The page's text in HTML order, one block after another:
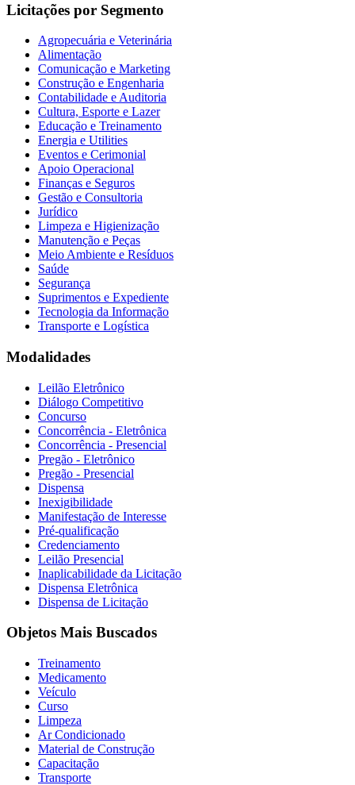
Licitações por Segmento
Agropecuária e Veterinária
Alimentação
Comunicação e Marketing
Construção e Engenharia
Contabilidade e Auditoria
Cultura, Esporte e Lazer
Educação e Treinamento
Energia e Utilities
Eventos e Cerimonial
Apoio Operacional
Finanças e Seguros
Gestão e Consultoria
Jurídico
Limpeza e Higienização
Manutenção e Peças
Meio Ambiente e Resíduos
Saúde
Segurança
Suprimentos e Expediente
Tecnologia da Informação
Transporte e Logística
Modalidades
Leilão Eletrônico
Diálogo Competitivo
Concurso
Concorrência - Eletrônica
Concorrência - Presencial
Pregão - Eletrônico
Pregão - Presencial
Dispensa
Inexigibilidade
Manifestação de Interesse
Pré-qualificação
Credenciamento
Leilão Presencial
Inaplicabilidade da Licitação
Dispensa Eletrônica
Dispensa de Licitação
Objetos Mais Buscados
Treinamento
Medicamento
Veículo
Curso
Limpeza
Ar Condicionado
Material de Construção
Capacitação
Transporte